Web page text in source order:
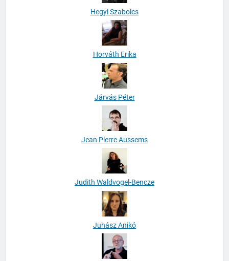
Hegyi Szabolcs
Horváth Erika
Járvás Péter
Jean Pierre Aussems
Judith Waldvogel-Bencze
Juhász Anikó